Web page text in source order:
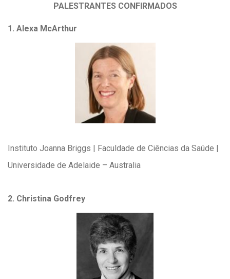
PALESTRANTES CONFIRMADOS
1. Alexa McArthur
Instituto Joanna Briggs | Faculdade de Ciências da Saúde |
Universidade de Adelaide – Australia
2. Christina Godfrey